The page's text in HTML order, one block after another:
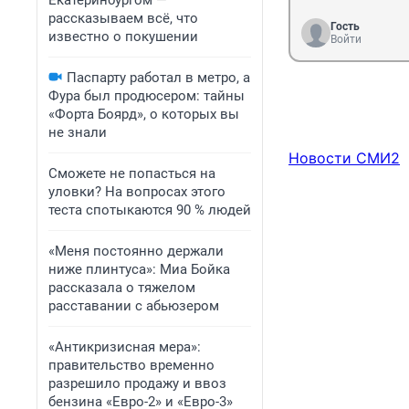
рассказываем всё, что
известно о покушении
Паспарту работал в метро, а
Фура был продюсером: тайны
«Форта Боярд», о которых вы
не знали
Сможете не попасться на
уловки? На вопросах этого
теста спотыкаются 90 % людей
«Меня постоянно держали
ниже плинтуса»: Миа Бойка
рассказала о тяжелом
расставании с абьюзером
«Антикризисная мера»:
правительство временно
разрешило продажу и ввоз
бензина «Евро-2» и «Евро-3»
Гость
Войти
Новости СМИ2